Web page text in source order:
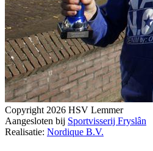
Copyright 2026 HSV Lemmer
Aangesloten bij Sportvisserij Fryslân
Realisatie: Nordique B.V.